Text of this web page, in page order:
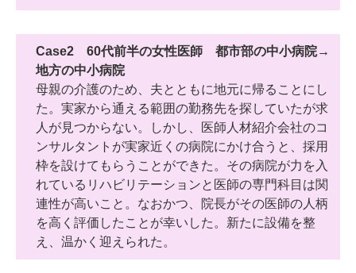
Case2 60代前半の女性医師 都市部の中小病院→
地方の中小病院
母親の介護のため、夫とともに地元に帰ることにし
た。実家から通える範囲の勤務先を探していたが求
人が見つからない。しかし、医師人材紹介会社のコ
ンサルタントが実家近くの病院にかけ合うと、採用
枠を設けてもらうことができた。その病院が力を入
れているリハビリテーションと医師の専門科目は関
連性が高いこと。なおかつ、院長がその医師の人柄
を高く評価したことが幸いした。新たに設備を整
え、温かく迎えられた。